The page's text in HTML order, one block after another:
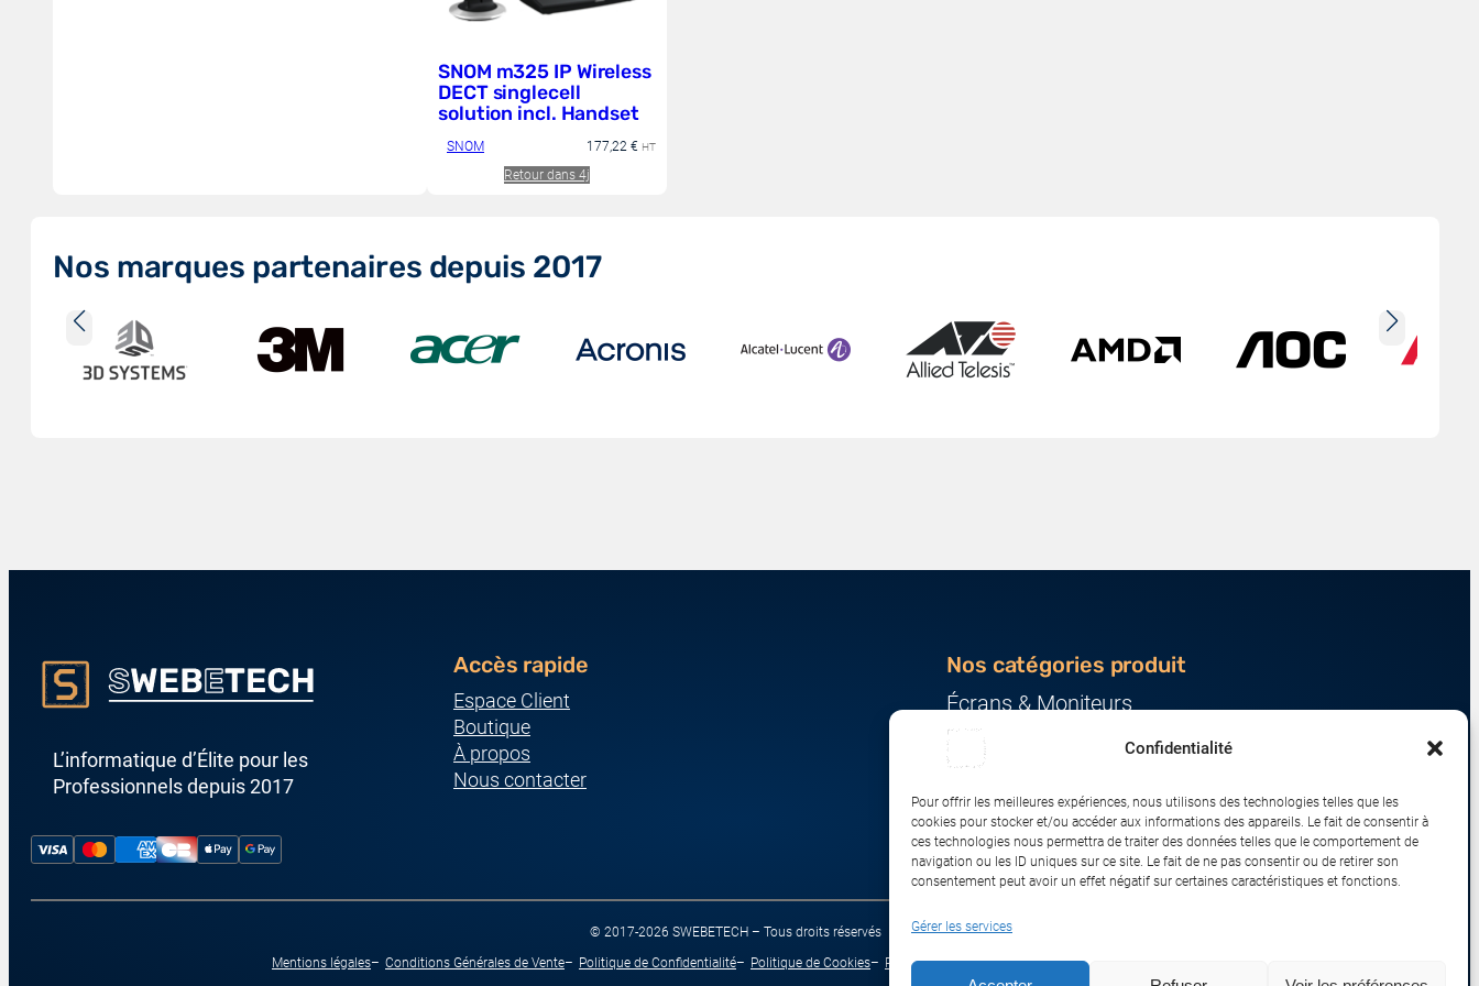
Confidentialité
Pour offrir les meilleures expériences, nous utilisons des technologies telles que les
cookies pour stocker et/ou accéder aux informations des appareils. Le fait de consentir à
ces technologies nous permettra de traiter des données telles que le comportement de
navigation ou les ID uniques sur ce site. Le fait de ne pas consentir ou de retirer son
consentement peut avoir un effet négatif sur certaines caractéristiques et fonctions.
Gérer les services
SNOM m325 IP Wireless
DECT singlecell
solution incl. Handset
SNOM 177,22 € HT
Retour dans 4j
Nos marques partenaires depuis 2017
L’informatique d’Élite pour les
Professionnels depuis 2017
Accès rapide
Espace Client
Boutique
À propos
Nous contacter
Nos catégories produit
Écrans & Moniteurs
Serveurs & Stockage
Impression & Consommables
Ordinateurs & Tablettes
Périphériques & Accessoires
Réseau & IoT
© 2017-2026 SWEBETECH – Tous droits réservés
Mentions légales
Conditions Générales de Vente Politique de Confidentialité Politique de Cookies Politique de Transport
Remboursements et Retours